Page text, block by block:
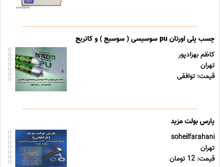
چسب پلی اورتان pu سوسیسی ( سوسیج ) و کاتریج
کاظم بهزادپور
تهران
قیمت: توافقی
پارس بولت مزید
soheilfarahani
تهران
قیمت: 12 تومان